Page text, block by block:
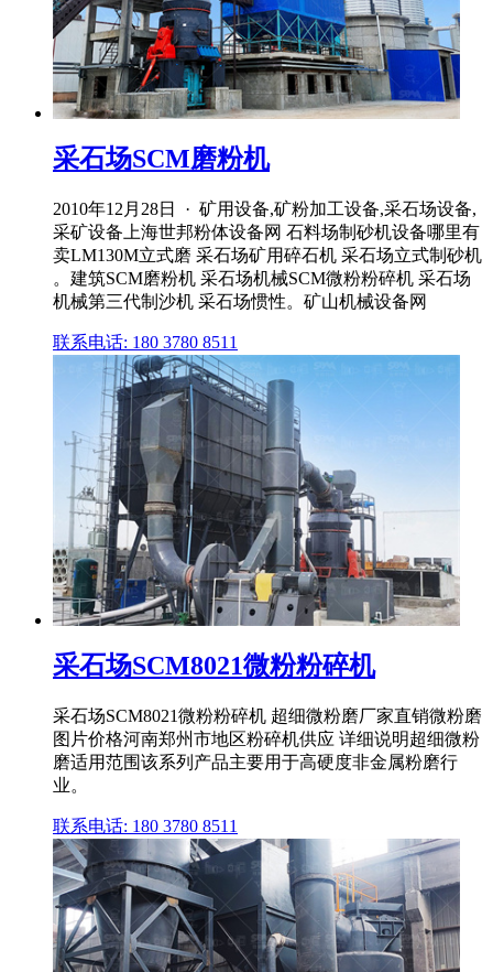
采石场SCM磨粉机
2010年12月28日 · 矿用设备,矿粉加工设备,采石场设备,
采矿设备上海世邦粉体设备网 石料场制砂机设备哪里有
卖LM130M立式磨 采石场矿用碎石机 采石场立式制砂机
。建筑SCM磨粉机 采石场机械SCM微粉粉碎机 采石场
机械第三代制沙机 采石场惯性。矿山机械设备网
联系电话: 180 3780 8511
采石场SCM8021微粉粉碎机
采石场SCM8021微粉粉碎机 超细微粉磨厂家直销微粉磨
图片价格河南郑州市地区粉碎机供应 详细说明超细微粉
磨适用范围该系列产品主要用于高硬度非金属粉磨行
业。
联系电话: 180 3780 8511